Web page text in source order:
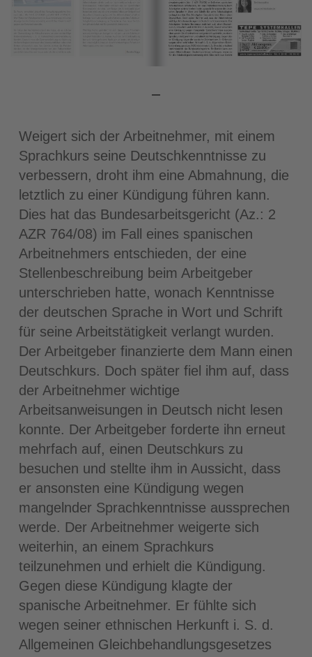
Weigert sich der Arbeitnehmer, mit einem
Sprachkurs seine Deutschkenntnisse zu
verbessern, droht ihm eine Abmahnung, die
letztlich zu einer Kündigung führen kann.
Dies hat das Bundesarbeitsgericht (Az.: 2
AZR 764/08) im Fall eines spanischen
Arbeitnehmers entschieden, der eine
Stellenbeschreibung beim Arbeitgeber
unterschrieben hatte, wonach Kenntnisse
der deutschen Sprache in Wort und Schrift
für seine Arbeitstätigkeit verlangt wurden.
Der Arbeitgeber finanzierte dem Mann einen
Deutschkurs. Doch später fiel ihm auf, dass
der Arbeitnehmer wichtige
Arbeitsanweisungen in Deutsch nicht lesen
konnte. Der Arbeitgeber forderte ihn erneut
mehrfach auf, einen Deutschkurs zu
besuchen und stellte ihm in Aussicht, dass
er ansonsten eine Kündigung wegen
mangelnder Sprachkenntnisse aussprechen
werde. Der Arbeitnehmer weigerte sich
weiterhin, an einem Sprachkurs
teilzunehmen und erhielt die Kündigung.
Gegen diese Kündigung klagte der
spanische Arbeitnehmer. Er fühlte sich
wegen seiner ethnischen Herkunft i. S. d.
Allgemeinen Gleichbehandlungsgesetzes